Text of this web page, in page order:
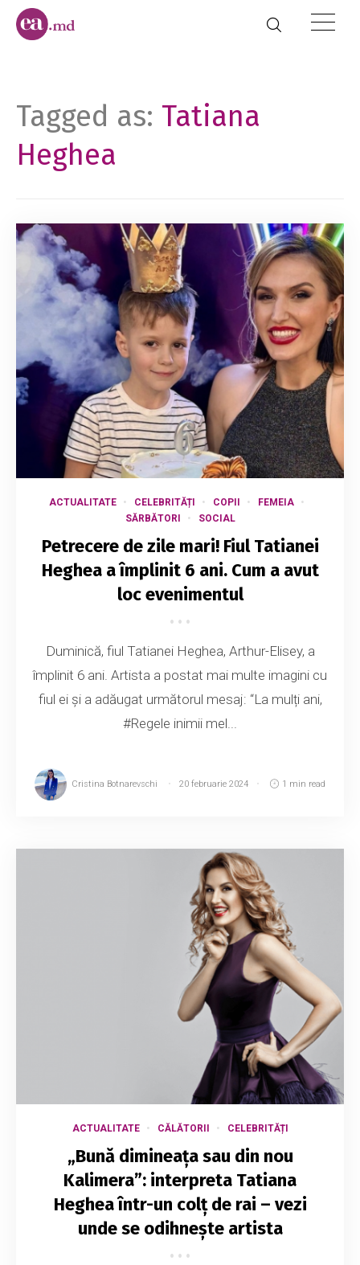
Tagged as: Tatiana
Heghea
ACTUALITATE CELEBRITĂȚI COPII
FEMEIA
SĂRBĂTORI
SOCIAL
Petrecere de zile mari! Fiul Tatianei
Heghea a împlinit 6 ani. Cum a avut
loc evenimentul
Duminică, fiul Tatianei Heghea, Arthur-Elisey, a
împlinit 6 ani. Artista a postat mai multe imagini cu
fiul ei și a adăugat următorul mesaj: “La mulți ani,
#Regele inimii mel...
Cristina Botnarevschi 20 februarie 2024 1 min read
ACTUALITATE CĂLĂTORII CELEBRITĂȚI
„Bună dimineața sau din nou
Kalimera”: interpreta Tatiana
Heghea într-un colț de rai – vezi
unde se odihnește artista